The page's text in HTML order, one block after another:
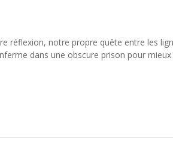
réflexion, notre propre quête entre les
dans une obscure prison pour